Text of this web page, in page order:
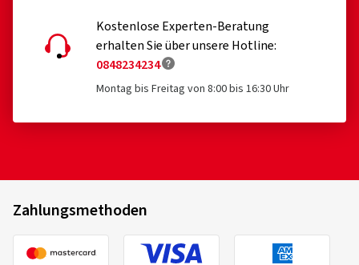
Kostenlose Experten-Beratung
erhalten Sie über unsere Hotline:
0848234234
Montag bis Freitag von 8:00 bis 16:30 Uhr
Zahlungsmethoden